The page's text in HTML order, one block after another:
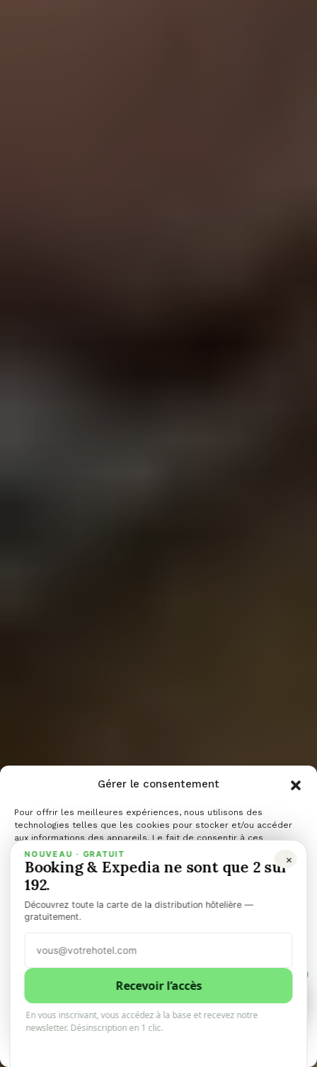
Gérer le consentement
Pour offrir les meilleures expériences, nous utilisons des
technologies telles que les cookies pour stocker et/ou accéder
aux informations des appareils. Le fait de consentir à ces
technologies nous permettra de traiter des données telles que le
comportement de navigation ou les ID uniques sur ce site. Le fait
de ne pas consentir ou de retirer son consentement peut avoir un
effet négatif sur certaines caractéristiques et fonctions.
Gérer les services
Accepter
Refuser
Voir les préférences
La pièce
manquante
×
NOUVEAU · GRATUIT
Booking & Expedia ne sont que 2 sur
192.
Découvrez toute la carte de la distribution hôtelière —
gratuitement.
Recevoir l’accès
En vous inscrivant, vous accédez à la base et recevez notre
newsletter. Désinscription en 1 clic.